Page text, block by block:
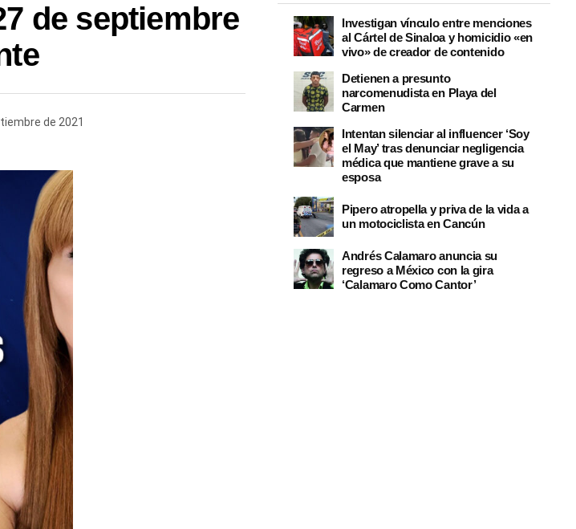
de septiembre
de 2021
Investigan vínculo entre menciones
al Cártel de Sinaloa y homicidio «en
vivo» de creador de contenido
Detienen a presunto
narcomenudista en Playa del
Carmen
Intentan silenciar al influencer ‘Soy
el May’ tras denunciar negligencia
médica que mantiene grave a su
esposa
Pipero atropella y priva de la vida a
un motociclista en Cancún
Andrés Calamaro anuncia su
regreso a México con la gira
‘Calamaro Como Cantor’